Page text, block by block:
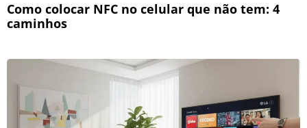
Como colocar NFC no celular que não tem: 4
caminhos